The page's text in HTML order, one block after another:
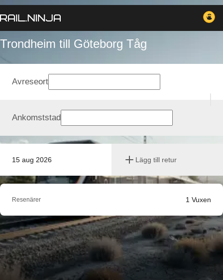
Trondheim till Göteborg Tåg
15 aug 2026 Lägg till retur
Avreseort
Ankomststad
Resenärer 1 Vuxen